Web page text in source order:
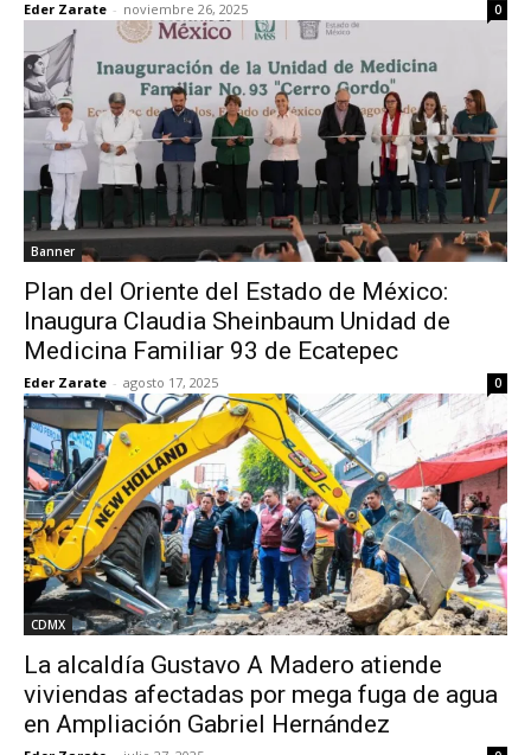
Eder Zarate - noviembre 26, 2025 0
Banner
Plan del Oriente del Estado de México:
Inaugura Claudia Sheinbaum Unidad de
Medicina Familiar 93 de Ecatepec
Eder Zarate - agosto 17, 2025 0
CDMX
La alcaldía Gustavo A Madero atiende
viviendas afectadas por mega fuga de agua
en Ampliación Gabriel Hernández